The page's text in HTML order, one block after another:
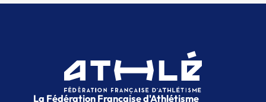
La Fédération Française d'Athlétisme